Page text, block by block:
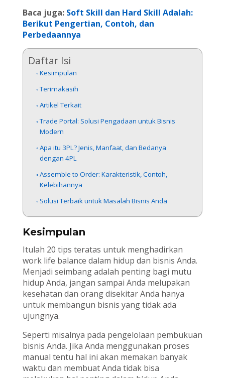
Baca juga: Soft Skill dan Hard Skill Adalah:
Berikut Pengertian, Contoh, dan
Perbedaannya
Daftar Isi
Kesimpulan
Terimakasih
Artikel Terkait
Trade Portal: Solusi Pengadaan untuk Bisnis
Modern
Apa itu 3PL? Jenis, Manfaat, dan Bedanya
dengan 4PL
Assemble to Order: Karakteristik, Contoh,
Kelebihannya
Solusi Terbaik untuk Masalah Bisnis Anda
Kesimpulan
Itulah 20 tips teratas untuk menghadirkan
work life balance dalam hidup dan bisnis Anda.
Menjadi seimbang adalah penting bagi mutu
hidup Anda, jangan sampai Anda melupakan
kesehatan dan orang disekitar Anda hanya
untuk membangun bisnis yang tidak ada
ujungnya.
Seperti misalnya pada pengelolaan pembukuan
bisnis Anda. Jika Anda menggunakan proses
manual tentu hal ini akan memakan banyak
waktu dan membuat Anda tidak bisa